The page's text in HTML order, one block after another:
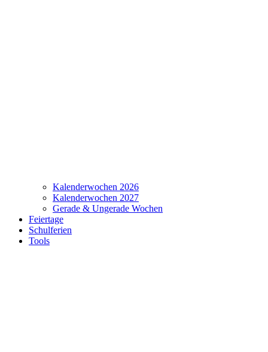
Kalenderwochen 2026
Kalenderwochen 2027
Gerade & Ungerade Wochen
Feiertage
Schulferien
Tools